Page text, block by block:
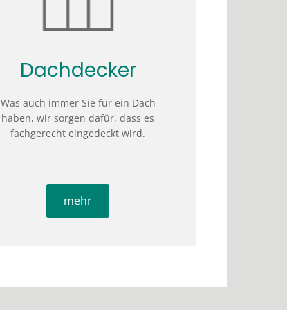
Dachdecker
Was auch immer Sie für ein Dach
haben, wir sorgen dafür, dass es
fachgerecht eingedeckt wird.
mehr